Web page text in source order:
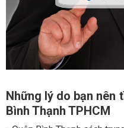
Những lý do bạn nên
Bình Thạnh TPHCM